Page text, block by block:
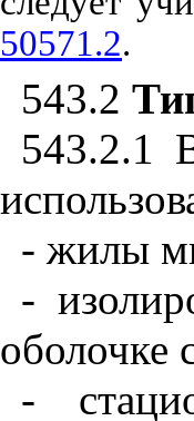
50571.2.
543.2
543.2.1
- жилы
-
оболочке
-